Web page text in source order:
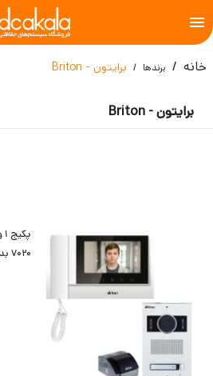
خانه برندها برایتون - Briton
برایتون - Briton
7020 بدون حافظه 7 اینچی